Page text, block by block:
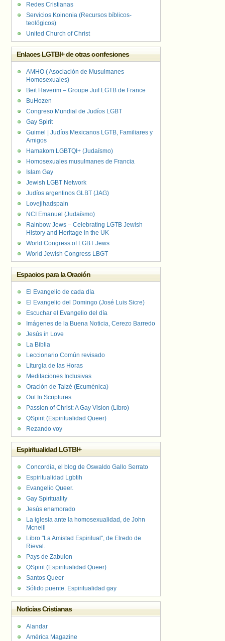
Redes Cristianas
Servicios Koinonia (Recursos bíblicos-
teológicos)
United Church of Christ
Enlaces LGTBI+ de otras confesiones
AMHO ( Asociación de Musulmanes
Homosexuales)
Beit Haverim – Groupe Juif LGTB de France
BuHozen
Congreso Mundial de Judíos LGBT
Gay Spirit
Guimel | Judíos Mexicanos LGTB, Familiares y
Amigos
Hamakom LGBTQI+ (Judaísmo)
Homosexuales musulmanes de Francia
Islam Gay
Jewish LGBT Network
Judíos argentinos GLBT (JAG)
Lovejihadspain
NCI Emanuel (Judaísmo)
Rainbow Jews – Celebrating LGTB Jewish
History and Heritage in the UK
World Congress of LGBT Jews
World Jewish Congress LBGT
Espacios para la Oración
El Evangelio de cada día
El Evangelio del Domingo (José Luis Sicre)
Escuchar el Evangelio del día
Imágenes de la Buena Noticia, Cerezo Barredo
Jesús in Love
La Biblia
Leccionario Común revisado
Liturgia de las Horas
Meditaciones Inclusivas
Oración de Taizé (Ecuménica)
Out In Scriptures
Passion of Christ: A Gay Vision (Libro)
QSpirit (Espiritualidad Queer)
Rezando voy
Espiritualidad LGTBI+
Concordia, el blog de Oswaldo Gallo Serrato
Espiritualidad Lgbtih
Evangelio Queer.
Gay Spirituality
Jesús enamorado
La iglesia ante la homosexualidad, de John
Mcneill
Libro "La Amistad Espiritual", de Elredo de
Rieval.
Pays de Zabulon
QSpirit (Espiritualidad Queer)
Santos Queer
Sólido puente. Espiritualidad gay
Noticias Cristianas
Alandar
América Magazine